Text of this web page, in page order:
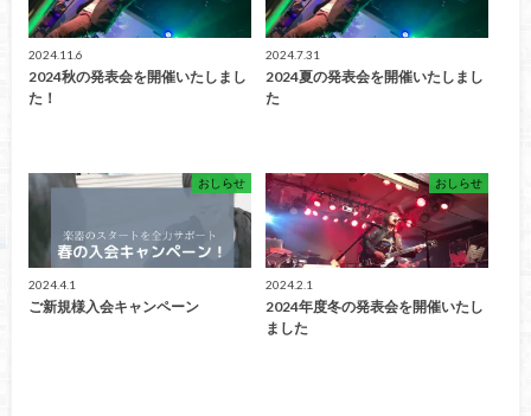
2024.11.6
2024秋の発表会を開催いたしまし
た！
2024.7.31
2024夏の発表会を開催いたしまし
た
おしらせ
2024.4.1
ご新規様入会キャンペーン
おしらせ
2024.2.1
2024年度冬の発表会を開催いたし
ました